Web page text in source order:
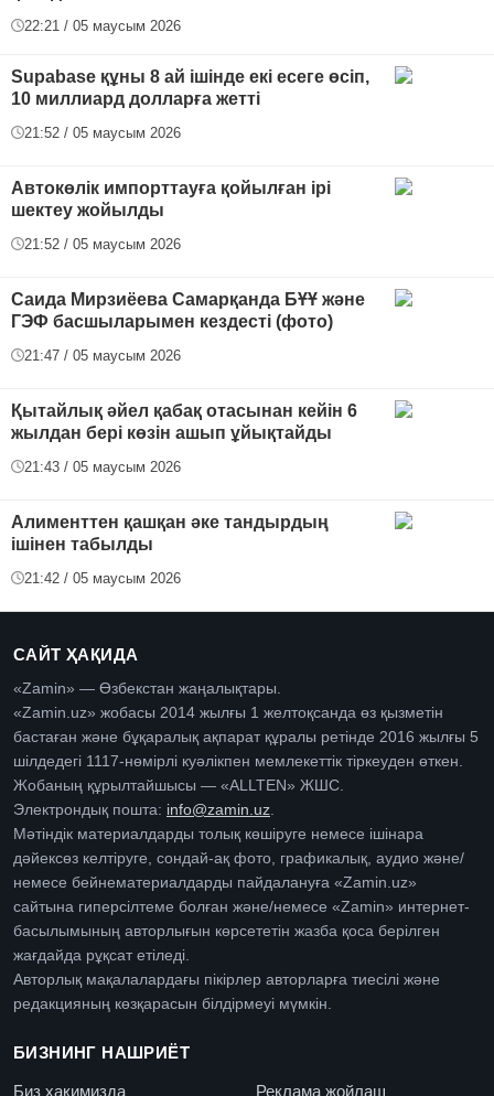
22:21 / 05 маусым 2026
Supabase құны 8 ай ішінде екі есеге өсіп,
10 миллиард долларға жетті
21:52 / 05 маусым 2026
Автокөлік импорттауға қойылған ірі
шектеу жойылды
21:52 / 05 маусым 2026
Саида Мирзиёева Самарқанда БҰҰ және
ГЭФ басшыларымен кездесті (фото)
21:47 / 05 маусым 2026
Қытайлық әйел қабақ отасынан кейін 6
жылдан бері көзін ашып ұйықтайды
21:43 / 05 маусым 2026
Алименттен қашқан әке тандырдың
ішінен табылды
21:42 / 05 маусым 2026
САЙТ ҲАҚИДА
«Zamin» — Өзбекстан жаңалықтары.
«Zamin.uz» жобасы 2014 жылғы 1 желтоқсанда өз қызметін
бастаған және бұқаралық ақпарат құралы ретінде 2016 жылғы 5
шілдедегі 1117-нөмірлі куәлікпен мемлекеттік тіркеуден өткен.
Жобаның құрылтайшысы — «ALLTEN» ЖШС.
Электрондық пошта: info@zamin.uz
Мәтіндік материалдарды толық көшіруге немесе ішінара
дәйексөз келтіруге, сондай-ақ фото, графикалық, аудио және/
немесе бейнематериалдарды пайдалануға «Zamin.uz»
сайтына гиперсілтеме болған және/немесе «Zamin» интернет-
басылымының авторлығын көрсететін жазба қоса берілген
жағдайда рұқсат етіледі.
Авторлық мақалалардағы пікірлер авторларға тиесілі және
редакцияның көзқарасын білдірмеуі мүмкін.
БИЗНИНГ НАШРИЁТ
Биз ҳақимизда Реклама жойлаш